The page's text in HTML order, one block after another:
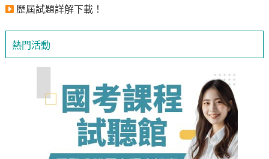
歷屆試題詳解下載！
熱門活動